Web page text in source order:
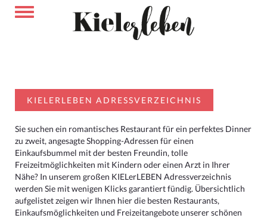
KIELERLEBEN ADRESSVERZEICHNIS
Sie suchen ein romantisches Restaurant für ein perfektes Dinner
zu zweit, angesagte Shopping-Adressen für einen
Einkaufsbummel mit der besten Freundin, tolle
Freizeitmöglichkeiten mit Kindern oder einen Arzt in Ihrer
Nähe? In unserem großen KIELerLEBEN Adressverzeichnis
werden Sie mit wenigen Klicks garantiert fündig. Übersichtlich
aufgelistet zeigen wir Ihnen hier die besten Restaurants,
Einkaufsmöglichkeiten und Freizeitangebote unserer schönen